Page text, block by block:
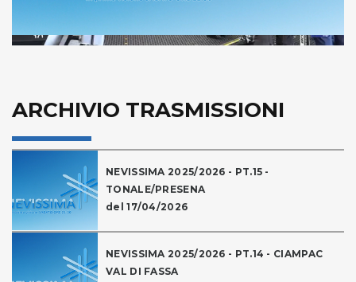
ARCHIVIO TRASMISSIONI
NEVISSIMA 2025/2026 - PT.15 -
TONALE/PRESENA
del 17/04/2026
NEVISSIMA 2025/2026 - PT.14 - CIAMPAC
VAL DI FASSA